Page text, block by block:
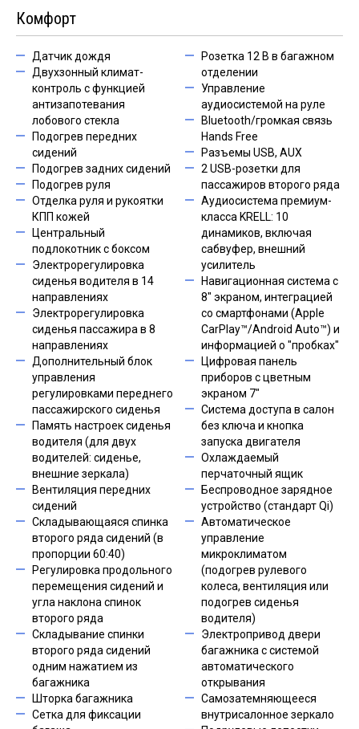
Комфорт
Датчик дождя
Двухзонный климат-
контроль с функцией
антизапотевания
лобового стекла
Подогрев передних
сидений
Подогрев задних сидений
Подогрев руля
Отделка руля и рукоятки
КПП кожей
Центральный
подлокотник с боксом
Электрорегулировка
сиденья водителя в 14
направлениях
Электрорегулировка
сиденья пассажира в 8
направлениях
Дополнительный блок
управления
регулировками переднего
пассажирского сиденья
Память настроек сиденья
водителя (для двух
водителей: сиденье,
внешние зеркала)
Вентиляция передних
сидений
Складывающаяся спинка
второго ряда сидений (в
пропорции 60:40)
Регулировка продольного
перемещения сидений и
угла наклона спинок
второго ряда
Складывание спинки
второго ряда сидений
одним нажатием из
багажника
Шторка багажника
Сетка для фиксации
Розетка 12 В в багажном
отделении
Управление
аудиосистемой на руле
Bluetooth/громкая связь
Hands Free
Разъемы USB, AUX
2 USB-розетки для
пассажиров второго ряда
Аудиосистема премиум-
класса KRELL: 10
динамиков, включая
сабвуфер, внешний
усилитель
Навигационная система с
8" экраном, интеграцией
со смартфонами (Apple
CarPlay™/Android Auto™) и
информацией о "пробках"
Цифровая панель
приборов с цветным
экраном 7"
Система доступа в салон
без ключа и кнопка
запуска двигателя
Охлаждаемый
перчаточный ящик
Беспроводное зарядное
устройство (стандарт Qi)
Автоматическое
управление
микроклиматом
(подогрев рулевого
колеса, вентиляция или
подогрев сиденья
водителя)
Электропривод двери
багажника с системой
автоматического
открывания
Самозатемняющееся
внутрисалонное зеркало